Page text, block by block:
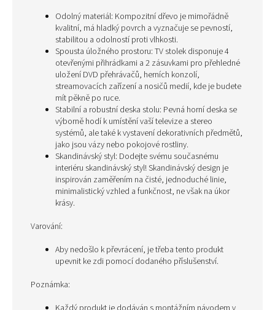
Odolný materiál: Kompozitní dřevo je mimořádně
kvalitní, má hladký povrch a vyznačuje se pevností,
stabilitou a odolností proti vlhkosti.
Spousta úložného prostoru: TV stolek disponuje 4
otevřenými přihrádkami a 2 zásuvkami pro přehledné
uložení DVD přehrávačů, herních konzolí,
streamovacích zařízení a nosičů medií, kde je budete
mít pěkně po ruce.
Stabilní a robustní deska stolu: Pevná horní deska se
výborně hodí k umístění vaší televize a stereo
systémů, ale také k vystavení dekorativních předmětů,
jako jsou vázy nebo pokojové rostliny.
Skandinávský styl: Dodejte svému současnému
interiéru skandinávský styl! Skandinávský design je
inspirován zaměřením na čisté, jednoduché linie,
minimalistický vzhled a funkčnost, ne však na úkor
krásy.
Varování:
Aby nedošlo k převrácení, je třeba tento produkt
upevnit ke zdi pomocí dodaného příslušenství.
Poznámka: